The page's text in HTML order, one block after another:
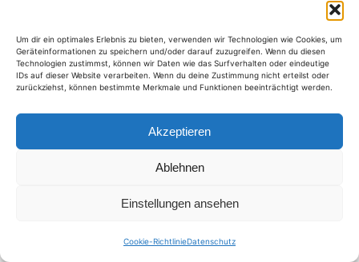
Um dir ein optimales Erlebnis zu bieten, verwenden wir Technologien wie Cookies, um
Geräteinformationen zu speichern und/oder darauf zuzugreifen. Wenn du diesen
Technologien zustimmst, können wir Daten wie das Surfverhalten oder eindeutige
IDs auf dieser Website verarbeiten. Wenn du deine Zustimmung nicht erteilst oder
zurückziehst, können bestimmte Merkmale und Funktionen beeinträchtigt werden.
Akzeptieren
Ablehnen
Einstellungen ansehen
Cookie-RichtlinieDatenschutz